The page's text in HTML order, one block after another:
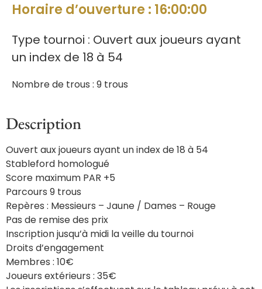
Horaire d’ouverture : 16:00:00
Type tournoi : Ouvert aux joueurs ayant
un index de 18 à 54
Nombre de trous : 9 trous
Description
Ouvert aux joueurs ayant un index de 18 à 54
Stableford homologué
Score maximum PAR +5
Parcours 9 trous
Repères : Messieurs – Jaune / Dames – Rouge
Pas de remise des prix
Inscription jusqu’à midi la veille du tournoi
Droits d’engagement
Membres : 10€
Joueurs extérieurs : 35€